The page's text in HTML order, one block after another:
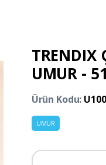
TRENDIX
UMUR -
Ürün Kodu:
UMUR